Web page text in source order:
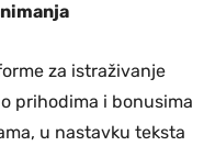
za istraživanje
prihodima i bonusima
u nastavku teksta